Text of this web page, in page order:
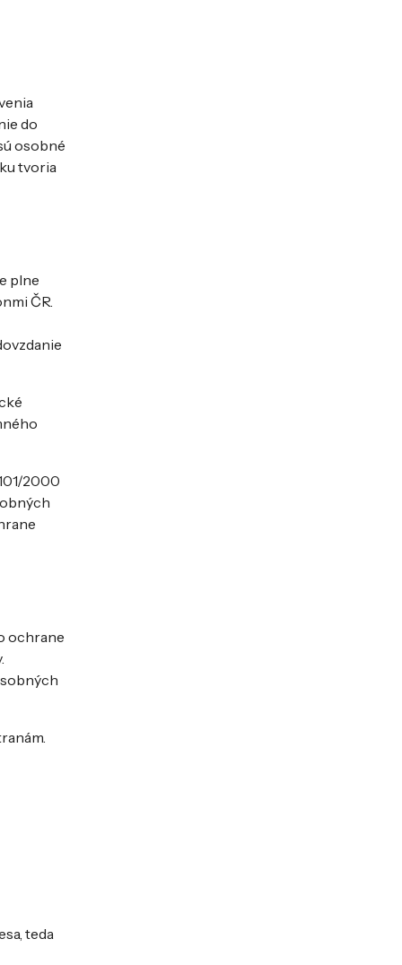
do
osobné
tvoria
plne
ČR.
2000
ochrane
teda